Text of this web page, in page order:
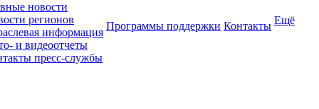
новости
регионов
информация
и видеоотчеты
пресс-службы
Программы поддержки Контакты Ещё